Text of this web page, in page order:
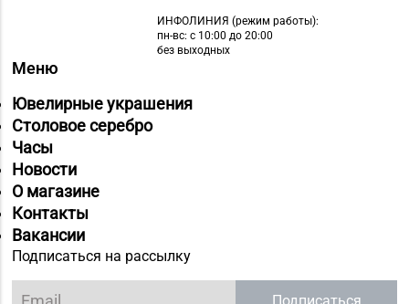
ИНФОЛИНИЯ (режим работы):
пн-вс: с 10:00 до 20:00
без выходных
Меню
Ювелирные украшения
Столовое серебро
Часы
Новости
О магазине
Контакты
Вакансии
Подписаться на рассылку
Подписаться